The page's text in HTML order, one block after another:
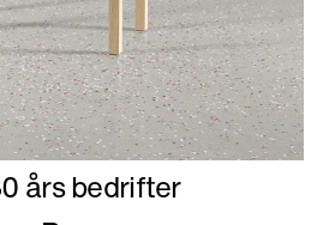
års bedrifter